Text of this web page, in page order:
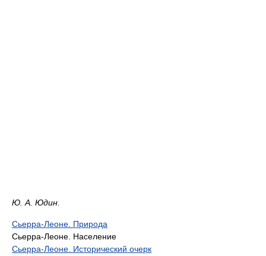
Ю. А. Юдин.
Сьерра-Леоне. Природа
Сьерра-Леоне. Население
Сьерра-Леоне. Исторический очерк